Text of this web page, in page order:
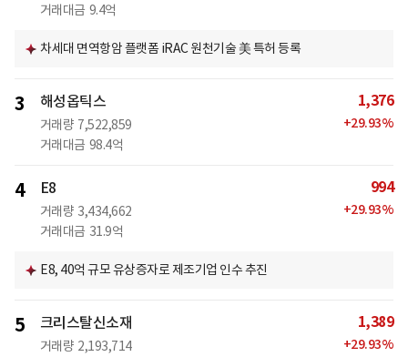
거래대금 9.4억
차세대 면역항암 플랫폼 iRAC 원천기술 美 특허 등록
3 해성옵틱스
거래량 7,522,859
거래대금 98.4억
1,376
+29.93%
4 E8
거래량 3,434,662
거래대금 31.9억
994
+29.93%
E8, 40억 규모 유상증자로 제조기업 인수 추진
5 크리스탈신소재
거래량 2,193,714
1,389
+29.93%